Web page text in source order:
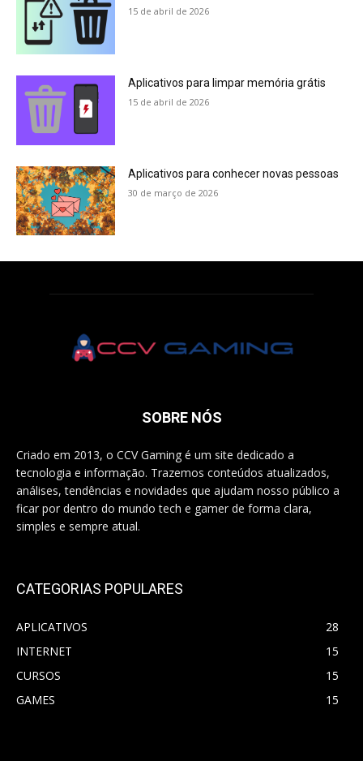
15 de abril de 2026
Aplicativos para limpar memória grátis
15 de abril de 2026
Aplicativos para conhecer novas pessoas
30 de março de 2026
SOBRE NÓS
Criado em 2013, o CCV Gaming é um site dedicado a
tecnologia e informação. Trazemos conteúdos atualizados,
análises, tendências e novidades que ajudam nosso público a
ficar por dentro do mundo tech e gamer de forma clara,
simples e sempre atual.
CATEGORIAS POPULARES
APLICATIVOS
28
INTERNET
15
CURSOS
15
GAMES
15